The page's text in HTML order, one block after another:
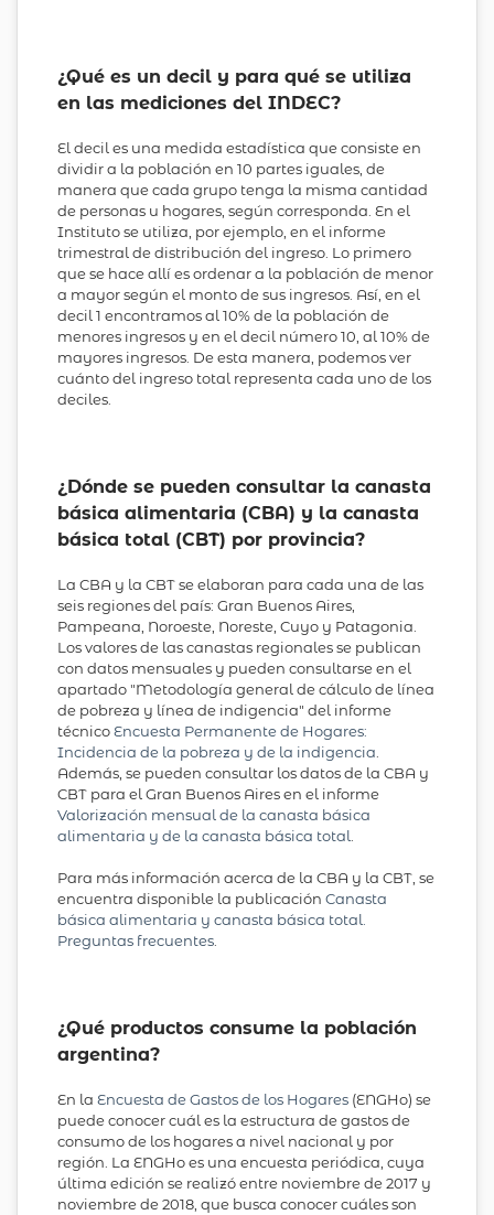
¿Qué es un decil y para qué se utiliza
en las mediciones del INDEC?
El decil es una medida estadística que consiste en
dividir a la población en 10 partes iguales, de
manera que cada grupo tenga la misma cantidad
de personas u hogares, según corresponda. En el
Instituto se utiliza, por ejemplo, en el informe
trimestral de distribución del ingreso. Lo primero
que se hace allí es ordenar a la población de menor
a mayor según el monto de sus ingresos. Así, en el
decil 1 encontramos al 10% de la población de
menores ingresos y en el decil número 10, al 10% de
mayores ingresos. De esta manera, podemos ver
cuánto del ingreso total representa cada uno de los
deciles.
¿Dónde se pueden consultar la canasta
básica alimentaria (CBA) y la canasta
básica total (CBT) por provincia?
La CBA y la CBT se elaboran para cada una de las
seis regiones del país: Gran Buenos Aires,
Pampeana, Noroeste, Noreste, Cuyo y Patagonia.
Los valores de las canastas regionales se publican
con datos mensuales y pueden consultarse en el
apartado "Metodología general de cálculo de línea
de pobreza y línea de indigencia" del informe
técnicoEncuesta Permanente de Hogares:
Incidencia de la pobreza y de la indigencia
Además, se pueden consultar los datos de la CBA y
CBT para el Gran Buenos Aires en el informe
Valorización mensual de la canasta básica
alimentaria y de la canasta básica total
Para más información acerca de la CBA y la CBT, se
encuentra disponible la publicación Canasta
básica alimentaria y canasta básica total.
Preguntas frecuentes
¿Qué productos consume la población
argentina?
En la Encuesta de Gastos de los Hogares (ENGHo) se
puede conocer cuál es la estructura de gastos de
consumo de los hogares a nivel nacional y por
región. La ENGHo es una encuesta periódica, cuya
última edición se realizó entre noviembre de 2017 y
noviembre de 2018, que busca conocer cuáles son